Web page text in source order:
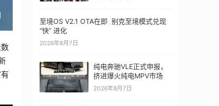
至境OS V2.1 OTA在即 别克至境模式兑现
“快” 进化
2026年8月7日
纯电奔驰VLE正式申报，
挤进爆火纯电MPV市场
2026年8月7日